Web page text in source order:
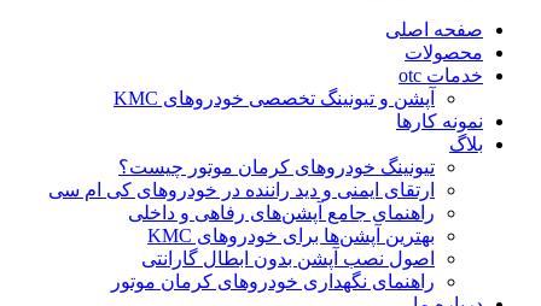
صفحه اصلی
محصولات
خدمات otc
آپشن و تیونینگ تخصصی خودروهای KMC
نمونه کارها
بلاگ
تیونینگ خودروهای کرمان موتور چیست؟
ارتقای ایمنی و دید راننده در خودروهای کی ام سی
راهنمای جامع آپشن‌های رفاهی و داخلی
بهترین آپشن‌ها برای خودروهای KMC
اصول نصب آپشن بدون ابطال گارانتی
راهنمای نگهداری خودروهای کرمان موتور